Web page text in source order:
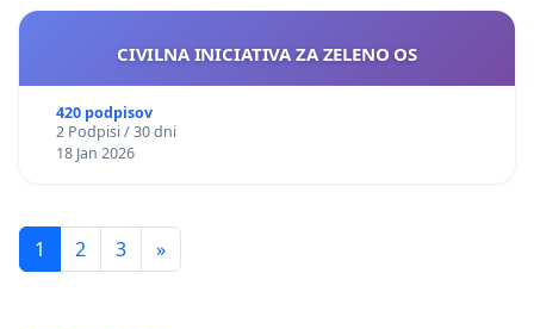
CIVILNA INICIATIVA ZA ZELENO OS
420 podpisov
2 Podpisi / 30 dni
18 Jan 2026
1 2 3 »